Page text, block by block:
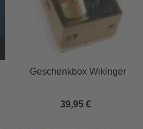
Geschenkbox Wikinger
39,95 €